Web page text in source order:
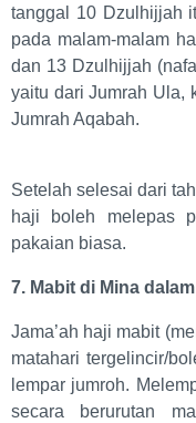
tanggal 10 Dzulhijjah
pada malam-malam
dan 13 Dzulhijjah
yaitu dari Jumrah Ula,
Jumrah Aqabah.
Setelah selesai dari
haji boleh melepas
pakaian biasa.
7. Mabit di Mina
Jama’ah haji mabit
matahari tergelincir/
lempar jumroh.
secara berurutan